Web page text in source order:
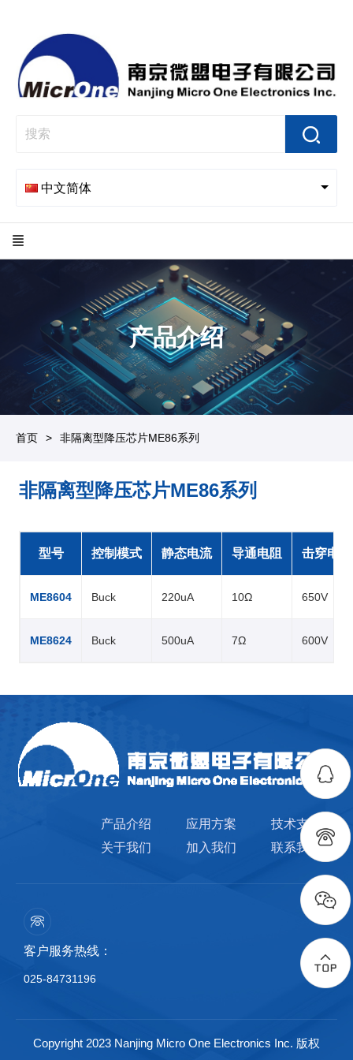
中文简体
产品介绍
首页 非隔离型降压芯片ME86系列
非隔离型降压芯片ME86系列
型号 控制模式 静态电流 导通电阻 击穿电压
ME8604 Buck 220uA 10Ω 650V
ME8624 Buck 500uA 7Ω 600V
产品介绍 应用方案
技术支持
关于我们
加入我们 联系我们
客户服务热线：
025-84731196
Copyright 2023 Nanjing Micro One Electronics Inc. 版权